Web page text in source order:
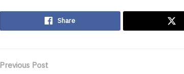
Share
Previous Post